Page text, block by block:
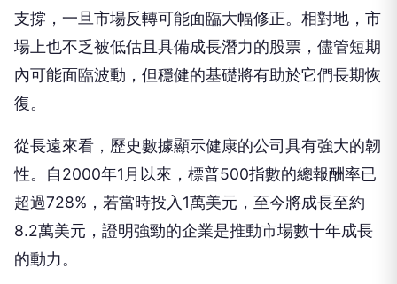
支撐，一旦市場反轉可能面臨大幅修正。相對地，市
場上也不乏被低估且具備成長潛力的股票，儘管短期
內可能面臨波動，但穩健的基礎將有助於它們長期恢
復。
從長遠來看，歷史數據顯示健康的公司具有強大的韌
性。自2000年1月以來，標普500指數的總報酬率已
超過728%，若當時投入1萬美元，至今將成長至約
8.2萬美元，證明強勁的企業是推動市場數十年成長
的動力。